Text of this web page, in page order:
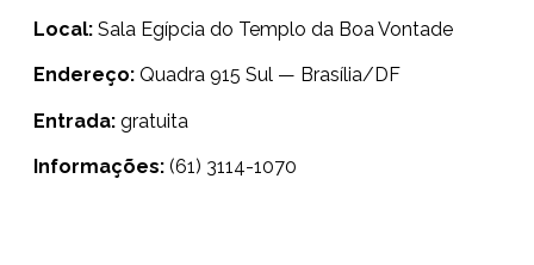
Local: Sala Egípcia do Templo da Boa Vontade
Endereço: Quadra 915 Sul — Brasília/DF
Entrada: gratuita
Informações: (61) 3114-1070